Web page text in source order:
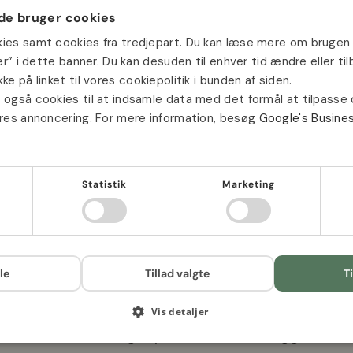
, der vokser naturligt i store dele af Europa og Asien, ofte
blomster, som sidder i små, tætte hoveder
frit og bevæger sig let i vinden.
men der findes også lysere varianter afhængigt af
bruger cookies
samt cookies fra tredjepart. Du kan læse mere om
i dette banner. Du kan desuden til enhver tid ændre eller
på linket til vores cookiepolitik i bunden af siden.
også cookies til at indsamle data med det formål at tilpasse
annoncering. For mere information, besøg Google's
Statistik Marketing
Tillad valgte
Vis detaljer
en gratis
i din ordre?
Ellers tak